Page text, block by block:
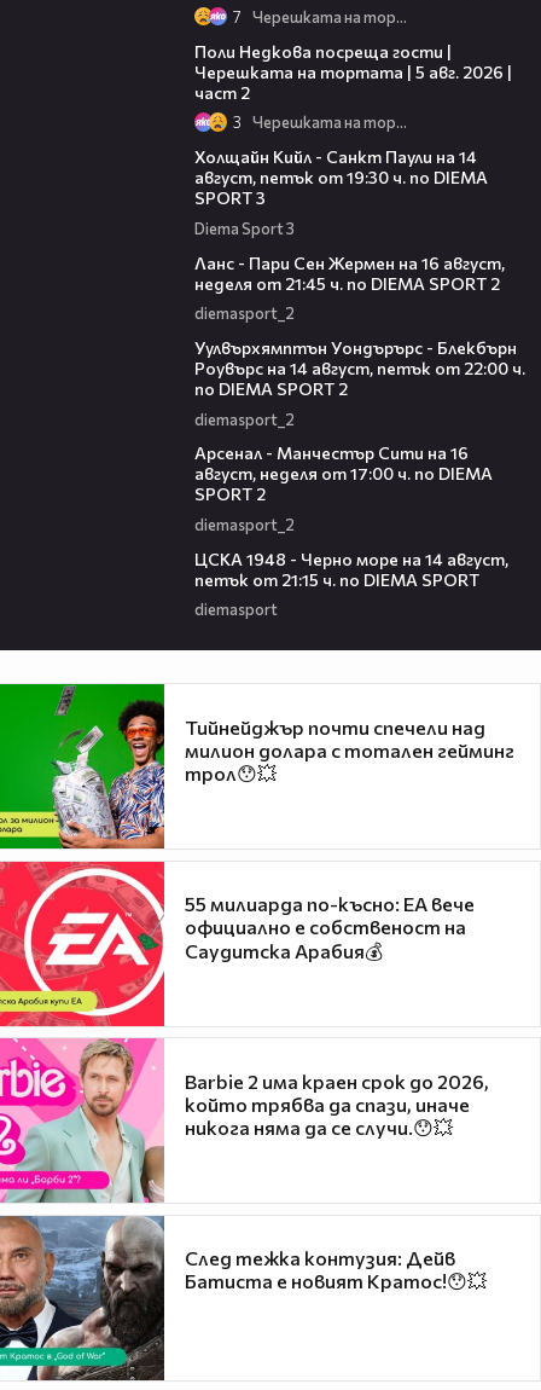
7 Черешката на тортата
Поли Недкова посреща гости |
Черешката на тортата | 5 авг. 2026 |
част 2
3 Черешката на тортата
Холщайн Кийл - Санкт Паули на 14
август, петък от 19:30 ч. по DIEMA
SPORT 3
Diema Sport 3
Ланс - Пари Сен Жермен на 16 август,
неделя от 21:45 ч. по DIEMA SPORT 2
diemasport_2
Уулвърхямптън Уондърърс - Блекбърн
Роувърс на 14 август, петък от 22:00 ч.
по DIEMA SPORT 2
diemasport_2
Арсенал - Манчестър Сити на 16
август, неделя от 17:00 ч. по DIEMA
SPORT 2
diemasport_2
ЦСКА 1948 - Черно море на 14 август,
петък от 21:15 ч. по DIEMA SPORT
diemasport
Тийнейджър почти спечели над
милион долара с тотален гейминг
трол😯💥
55 милиарда по-късно: EA вече
официално е собственост на
Саудитска Арабия💰
Barbie 2 има краен срок до 2026,
който трябва да спази, иначе
никога няма да се случи.😯💥
След тежка контузия: Дейв
Батиста е новият Кратос!😯💥